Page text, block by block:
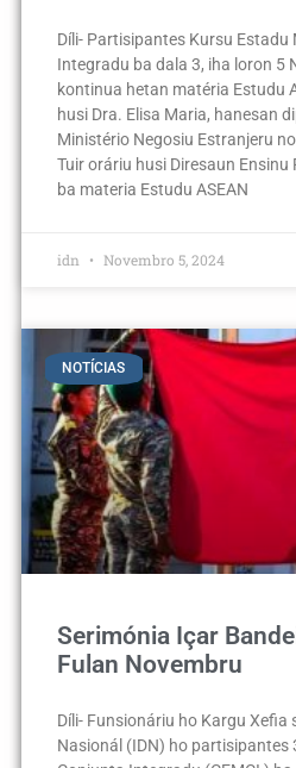
Díli- Partisipantes Kursu Estadu
Integradu ba dala 3, iha loron 5
kontinua hetan matéria Estudu
husi Dra. Elisa Maria, hanesan
Ministério Negosiu Estranjeru
Tuir oráriu husi Diresaun Ensinu
ba materia Estudu ASEAN
idn Novembro 5, 2024
NOTÍCIAS
Serimónia Içar
Fulan Novembru
Díli- Funsionáriu ho Kargu
Nasionál (IDN) ho partisipantes